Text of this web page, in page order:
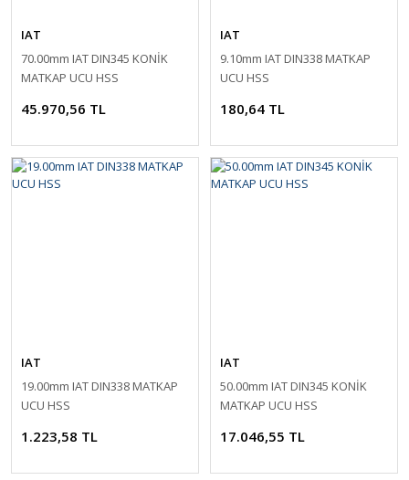
IAT
70.00mm IAT DIN345 KONİK
MATKAP UCU HSS
45.970,56 TL
IAT
9.10mm IAT DIN338 MATKAP
UCU HSS
180,64 TL
IAT
19.00mm IAT DIN338 MATKAP
UCU HSS
1.223,58 TL
IAT
50.00mm IAT DIN345 KONİK
MATKAP UCU HSS
17.046,55 TL